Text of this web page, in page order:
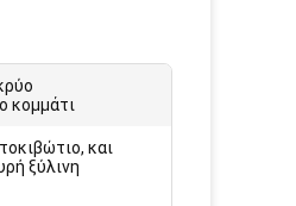
κομμάτι
και
ξύλινη